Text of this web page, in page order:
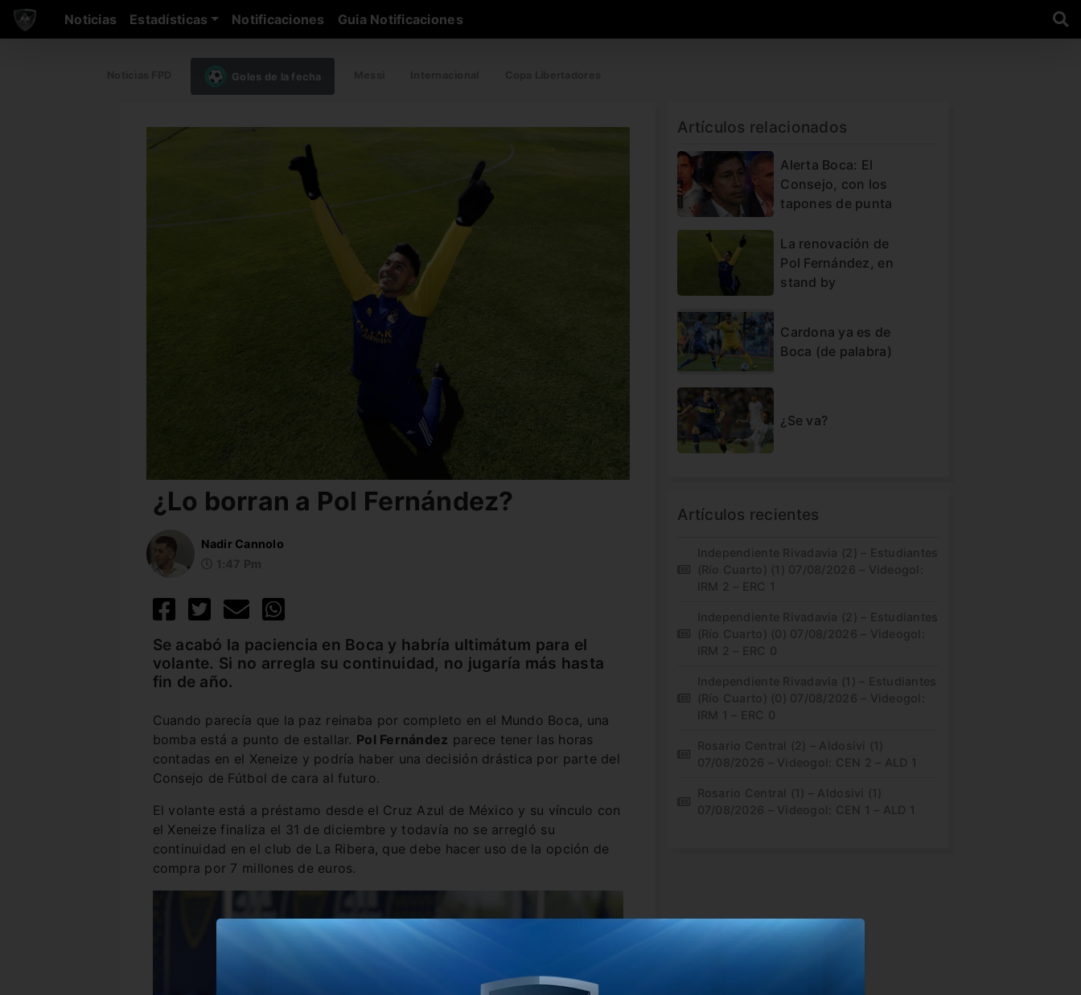
Noticias Estadísticas Notificaciones Guia Notificaciones
Goles de la fecha
¿Lo borran a Pol Fernández?
Nadir Cannolo
Se acabó la paciencia en Boca y habría ultimátum para el
volante. Si no arregla su continuidad, no jugaría más hasta
fin de año.
Cuando parecía que la paz reinaba por completo en el Mundo Boca, una
bomba está a punto de estallar. Pol Fernández parece tener las horas
contadas en el Xeneize y podría haber una decisión drástica por parte del
Consejo de Fútbol de cara al futuro.
El volante está a préstamo desde el Cruz Azul de México y su vínculo con
el Xeneize finaliza el 31 de diciembre y todavía no se arregló su
continuidad en el club de La Ribera, que debe hacer uso de la opción de
compra por 7 millones de euros.
Artículos relacionados
Alerta Boca: El
Consejo, con los
tapones de punta
La renovación de
Pol Fernández, en
stand by
Cardona ya es de
Boca (de palabra)
¿Se va?
Artículos recientes
Independiente Rivadavia (2) – Estudiantes
(Río Cuarto) (1) 07/08/2026 – Videogol:
IRM 2 – ERC 1
Independiente Rivadavia (2) – Estudiantes
(Río Cuarto) (0) 07/08/2026 – Videogol:
IRM 2 – ERC 0
Independiente Rivadavia (1) – Estudiantes
(Río Cuarto) (0) 07/08/2026 – Videogol:
IRM 1 – ERC 0
Rosario Central (2) – Aldosivi (1)
07/08/2026 – Videogol: CEN 2 – ALD 1
Rosario Central (1) – Aldosivi (1)
07/08/2026 – Videogol: CEN 1 – ALD 1